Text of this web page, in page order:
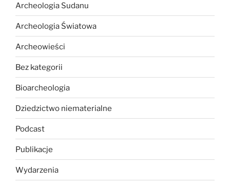
Archeologia Sudanu
Archeologia Światowa
Archeowieści
Bez kategorii
Bioarcheologia
Dziedzictwo niematerialne
Podcast
Publikacje
Wydarzenia